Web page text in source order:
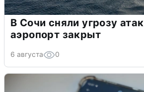
В Сочи сняли угрозу
аэропорт закрыт
6 августа 0